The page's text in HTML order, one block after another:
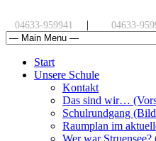
04633-959941 | 04633-
Start
Unsere Schule
Kontakt
Das sind wir…
Schulrundgang
Raumplan im
Wer war Struensee?